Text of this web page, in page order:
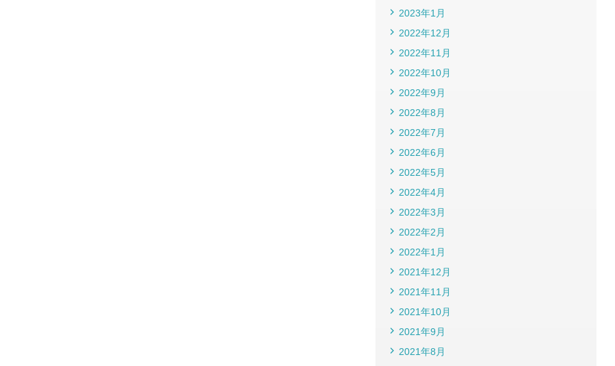
2023年1月
2022年12月
2022年11月
2022年10月
2022年9月
2022年8月
2022年7月
2022年6月
2022年5月
2022年4月
2022年3月
2022年2月
2022年1月
2021年12月
2021年11月
2021年10月
2021年9月
2021年8月